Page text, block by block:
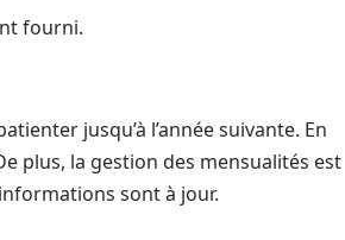
fourni.
jusqu’à l’année suivante. En
plus, la gestion des mensualités est
sont à jour.